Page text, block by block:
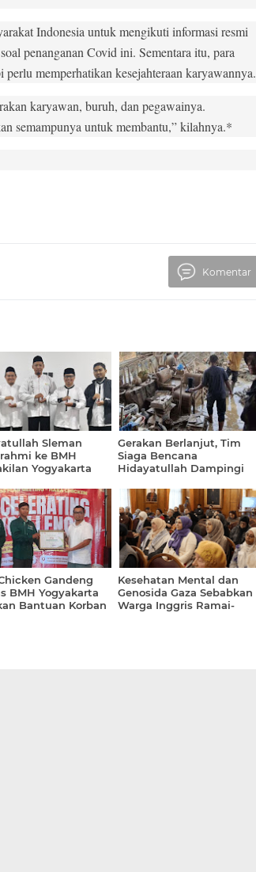
Indonesia untuk mengikuti informasi resmi
penanganan Covid ini. Sementara itu, para
memperhatikan kesejahteraan karyawannya.
karyawan, buruh, dan pegawainya.
semampunya untuk membantu,” kilahnya.*
Komentar
Sleman
ke BMH
Yogyakarta
Gerakan Berlanjut, Tim
Siaga Bencana
Hidayatullah Dampingi
Gandeng
BMH Yogyakarta
Bantuan Korban
Kesehatan Mental dan
Genosida Gaza Sebabkan
Warga Inggris Ramai-